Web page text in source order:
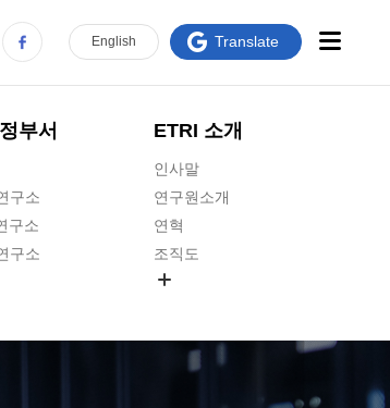
부서
구소
구소
구소
ETRI 소개
인사말
연구원소개
연혁
조직도
연구원 고객헌장
English Translate